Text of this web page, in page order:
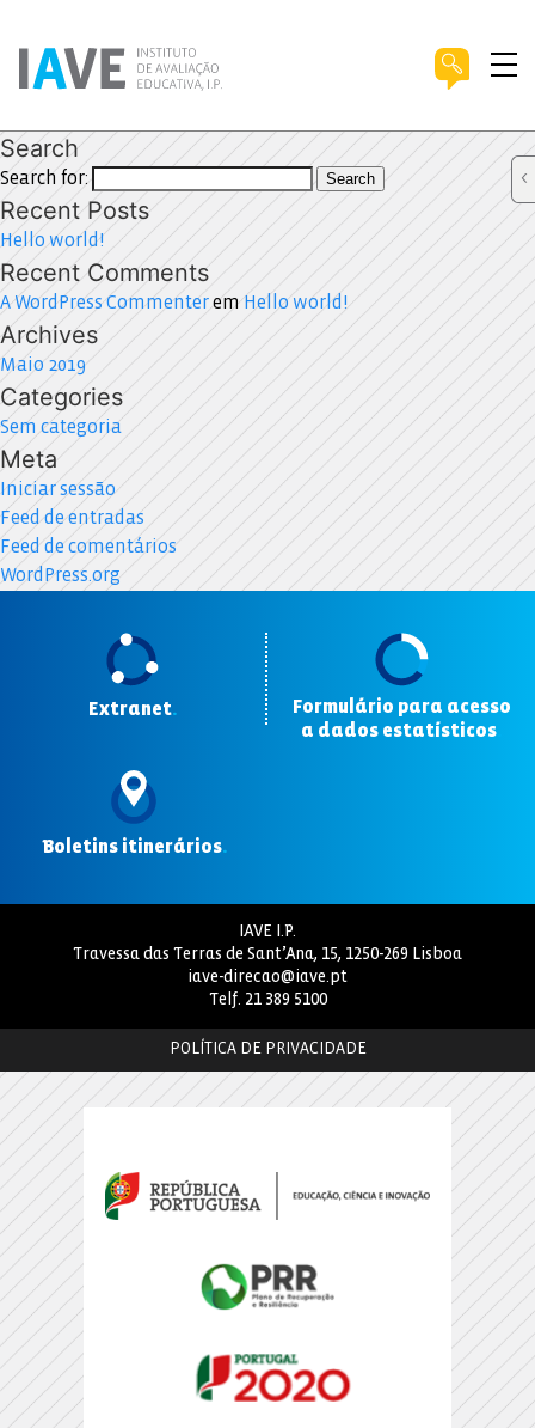
Search
Search for: Search
Recent Posts
Hello world!
Recent Comments
A WordPress Commenterem Hello world!
Archives
Maio 2019
Categories
Sem categoria
Meta
Iniciar sessão
Feed de entradas
Feed de comentários
WordPress.org
Extranet.
Formulário para acesso
a dados estatísticos
Boletins itinerários.
IAVE I.P.
Travessa das Terras de Sant’Ana, 15, 1250-269 Lisboa
iave-direcao@iave.pt
Telf. 21 389 5100
POLÍTICA DE PRIVACIDADE